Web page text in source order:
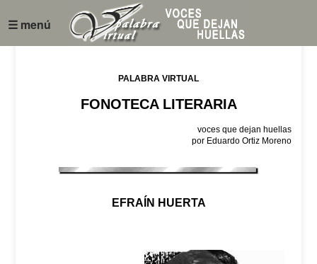
☰ menú
PALABRA VIRTUAL
FONOTECA LITERARIA
voces que dejan huellas
por Eduardo Ortiz Moreno
EFRAÍN HUERTA